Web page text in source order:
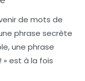
de mots de
phrase secrète
une phrase
» est à la fois